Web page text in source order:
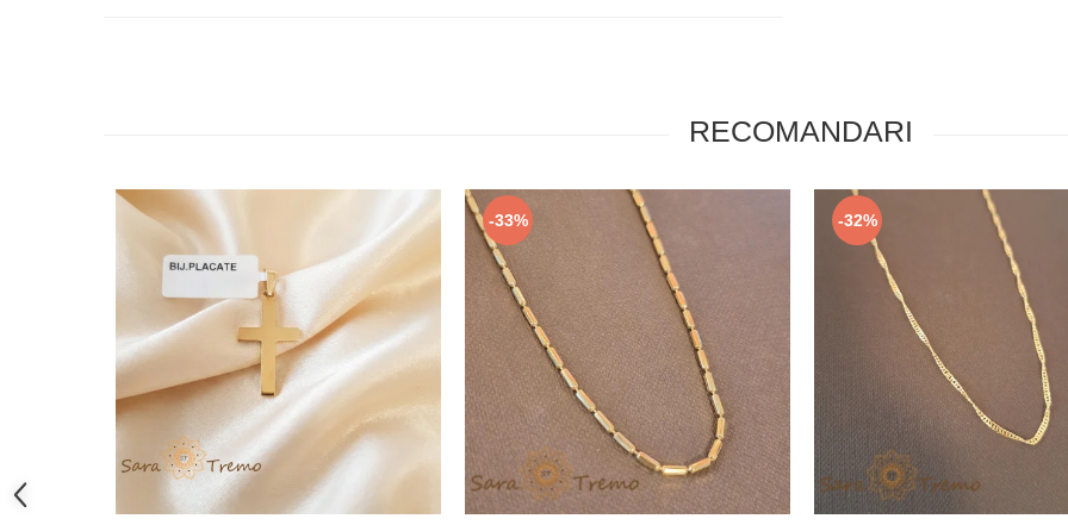
RECOMANDARI
-33% -32%